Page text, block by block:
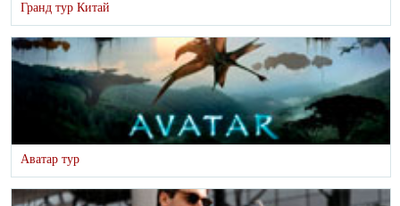
Гранд тур Китай
Аватар тур